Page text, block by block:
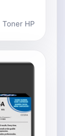
Toner HP